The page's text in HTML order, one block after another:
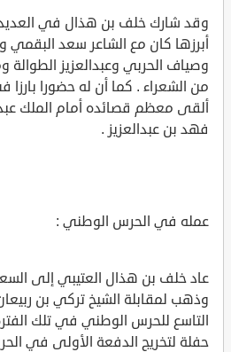
وقد شارك خلف بن هذال في العديد
أبرزها كان مع الشاعر سعد البقمي
وصياف الحربي وعبدالعزيز
من الشعراء . كما أن له حضورا
ألقى معظم قصائده أمام الملك
فهد بن عبدالعزيز .
عمله في الحرس الوطني :
وذهب لمقابلة الشيخ تركي بن
التاسع للحرس الوطني في تلك
حفلة لتخريج الدفعة الأولى في